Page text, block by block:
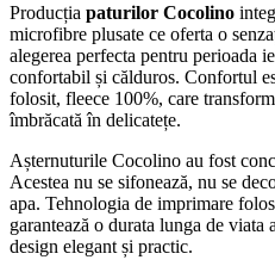
Producția paturilor Cocolino
microfibre plusate ce oferta o
alegerea perfecta pentru perioada
confortabil și călduros. Confortul
folosit, fleece 100%, care
îmbrăcată în delicatețe.
Așternuturile Cocolino au fost
Acestea nu se sifonează, nu se
apa. Tehnologia de imprimare
garantează o durata lunga de
design elegant și practic.